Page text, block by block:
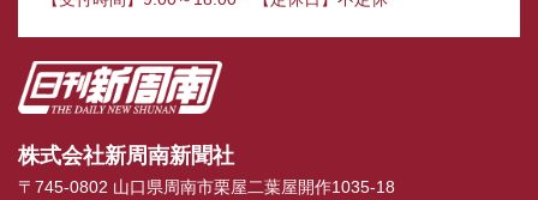
株式会社新周南新聞社
〒745-0802 山口県周南市栗屋二葉屋開作1035-18